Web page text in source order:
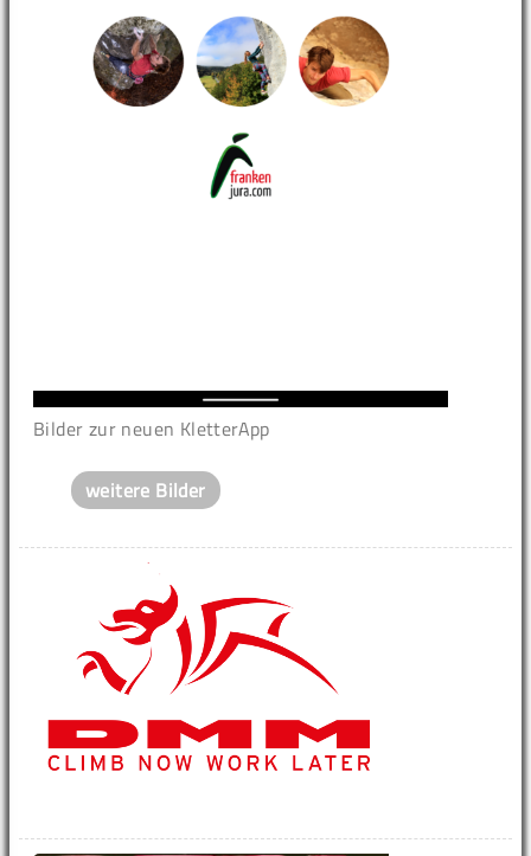
Bilder zur neuen KletterApp
weitere Bilder